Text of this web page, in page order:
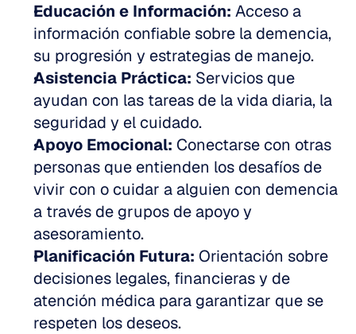
Educación e Información: Acceso a
información confiable sobre la demencia,
su progresión y estrategias de manejo.
Asistencia Práctica: Servicios que
ayudan con las tareas de la vida diaria, la
seguridad y el cuidado.
Apoyo Emocional: Conectarse con otras
personas que entienden los desafíos de
vivir con o cuidar a alguien con demencia
a través de grupos de apoyo y
asesoramiento.
Planificación Futura: Orientación sobre
decisiones legales, financieras y de
atención médica para garantizar que se
respeten los deseos.